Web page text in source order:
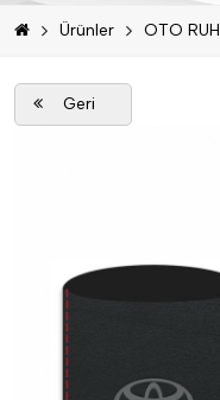
Sektör
Ürünler
İletişim
Ürünler OTO
Geri